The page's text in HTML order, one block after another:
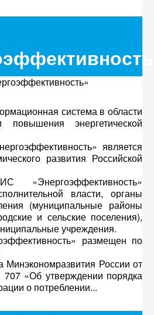
система в области
повышения энергетической
является
развития Российской
«Энергоэффективность»
власти, органы
(муниципальные районы
и сельские поселения),
учреждения.
размещен по
Минэкономразвития России от
«Об утверждении порядка
о потреблении...